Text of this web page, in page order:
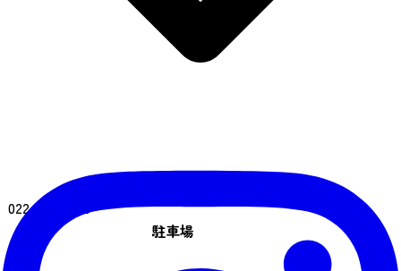
022-767-2120
駐車場